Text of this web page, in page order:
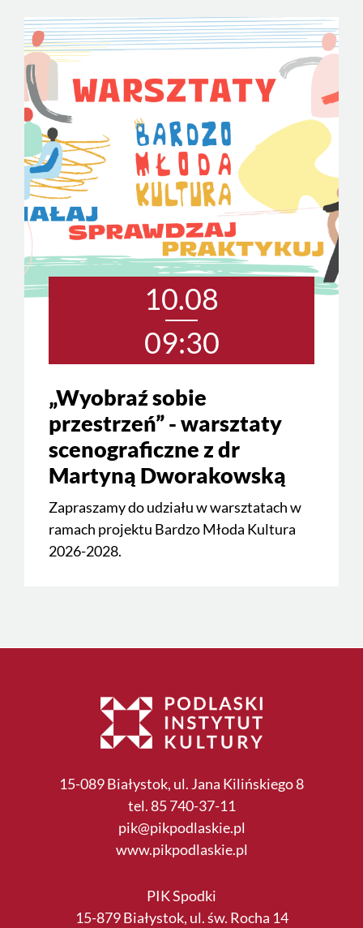
10.08
09:30
„Wyobraź sobie
przestrzeń” - warsztaty
scenograficzne z dr
Martyną Dworakowską
Zapraszamy do udziału w warsztatach w
ramach projektu Bardzo Młoda Kultura
2026-2028.
15-089 Białystok, ul. Jana Kilińskiego 8
tel. 85 740-37-11
pik@pikpodlaskie.pl
www.pikpodlaskie.pl
PIK Spodki
15-879 Białystok, ul. św. Rocha 14